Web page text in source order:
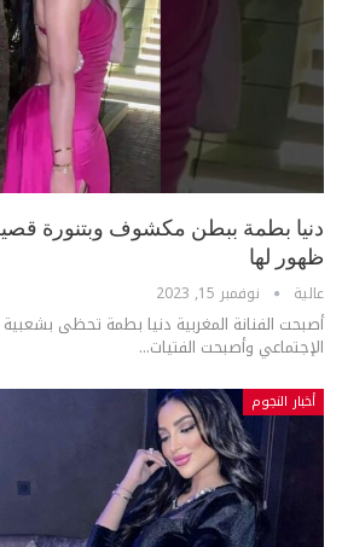
دنيا بطمة ببطن مكشوف وبتنورة
ظهور لها
عالية نوفمبر 15, 2023
أصبحت الفنانة المغربية دنيا بطمة تحظى بشعبية
الإجتماعي وأصبحت الفتيات...
أخبار النجوم